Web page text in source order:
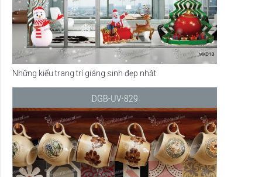
Những kiểu trang trí giáng sinh đẹp nhất